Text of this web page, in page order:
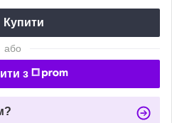
Купити
або
з